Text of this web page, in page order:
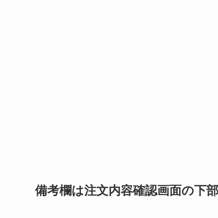
備考欄は注文内容確認画面の下